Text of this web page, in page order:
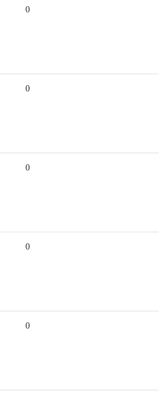
0
0
0
0
0